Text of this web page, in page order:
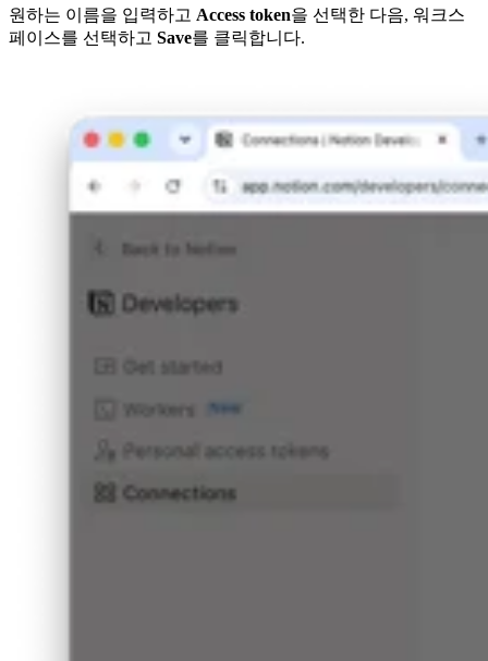
원하는 이름을 입력하고 Access token을 선택한 다음, 워크스
페이스를 선택하고 Save를 클릭합니다.